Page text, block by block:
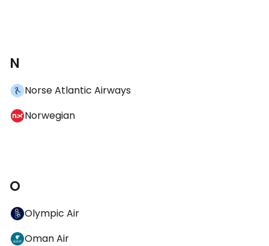
N
Norse Atlantic Airways
Norwegian
O
Olympic Air
Oman Air